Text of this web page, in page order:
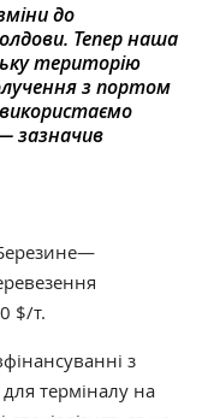
до
Тепер наша
територію
з портом
зазначив
$/т.
з
терміналу на